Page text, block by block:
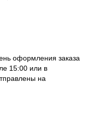
оформления заказа
15:00 или в
на